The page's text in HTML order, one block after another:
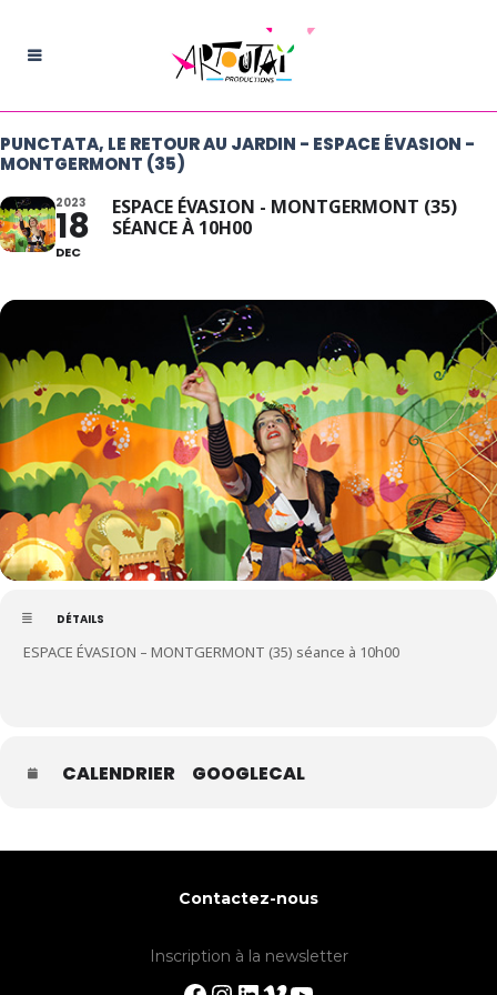
PUNCTATA, LE RETOUR AU JARDIN - ESPACE ÉVASION -
MONTGERMONT (35)
2023
18
DEC
ESPACE ÉVASION - MONTGERMONT (35)
SÉANCE À 10H00
DÉTAILS
ESPACE ÉVASION – MONTGERMONT (35) séance à 10h00
CALENDRIER GOOGLECAL
Contactez-nous
Inscription à la newsletter